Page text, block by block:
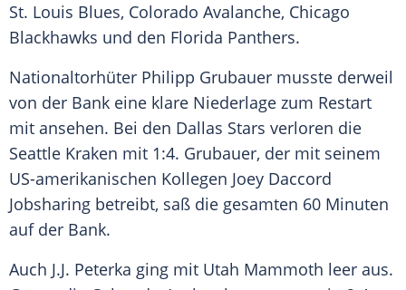
St. Louis Blues, Colorado Avalanche, Chicago
Blackhawks und den Florida Panthers.
Nationaltorhüter Philipp Grubauer musste derweil
von der Bank eine klare Niederlage zum Restart
mit ansehen. Bei den Dallas Stars verloren die
Seattle Kraken mit 1:4. Grubauer, der mit seinem
US-amerikanischen Kollegen Joey Daccord
Jobsharing betreibt, saß die gesamten 60 Minuten
auf der Bank.
Auch J.J. Peterka ging mit Utah Mammoth leer aus.